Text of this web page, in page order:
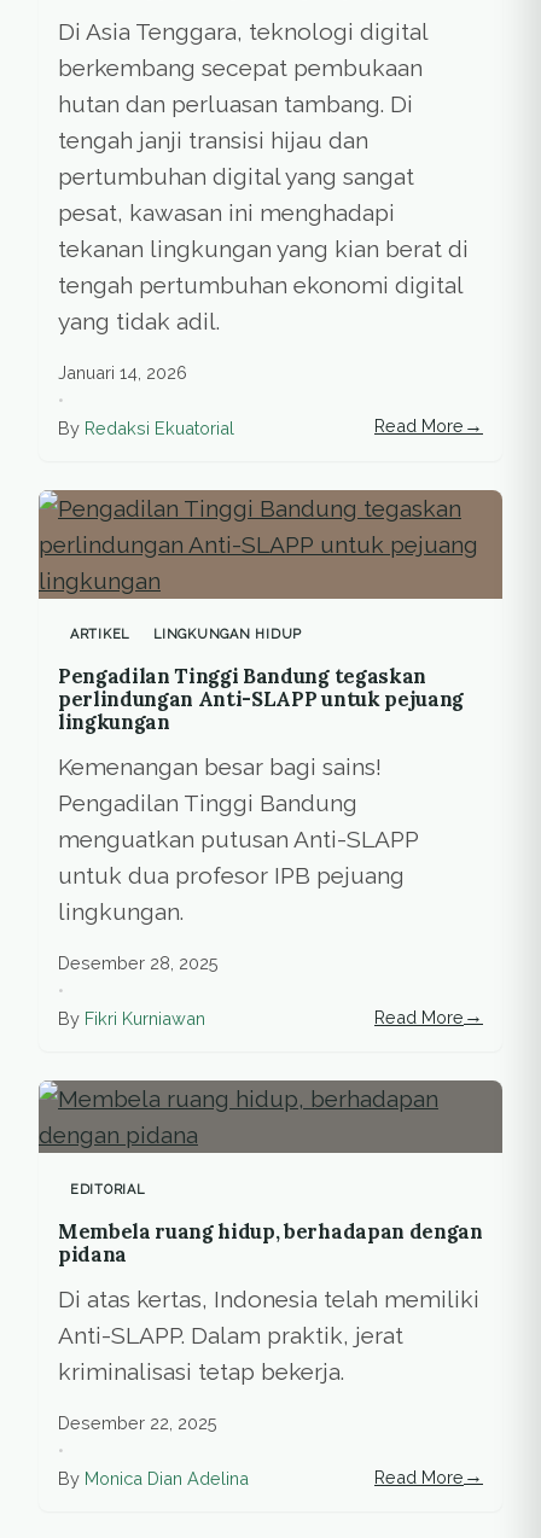
Di Asia Tenggara, teknologi digital
berkembang secepat pembukaan
hutan dan perluasan tambang. Di
tengah janji transisi hijau dan
pertumbuhan digital yang sangat
pesat, kawasan ini menghadapi
tekanan lingkungan yang kian berat di
tengah pertumbuhan ekonomi digital
yang tidak adil.
Januari 14, 2026
•
By Redaksi Ekuatorial Read More →
ARTIKEL LINGKUNGAN HIDUP
Pengadilan Tinggi Bandung tegaskan
perlindungan Anti-SLAPP untuk pejuang
lingkungan
Kemenangan besar bagi sains!
Pengadilan Tinggi Bandung
menguatkan putusan Anti-SLAPP
untuk dua profesor IPB pejuang
lingkungan.
Desember 28, 2025
•
By Fikri Kurniawan Read More →
EDITORIAL
Membela ruang hidup, berhadapan dengan
pidana
Di atas kertas, Indonesia telah memiliki
Anti-SLAPP. Dalam praktik, jerat
kriminalisasi tetap bekerja.
Desember 22, 2025
•
By Monica Dian Adelina Read More →